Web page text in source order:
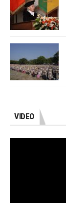
VIDEO